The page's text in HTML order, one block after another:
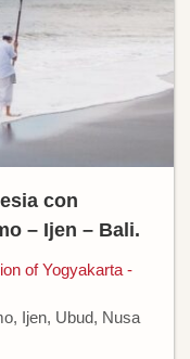
con
– Ijen – Bali.
of Yogyakarta -
Ijen, Ubud, Nusa